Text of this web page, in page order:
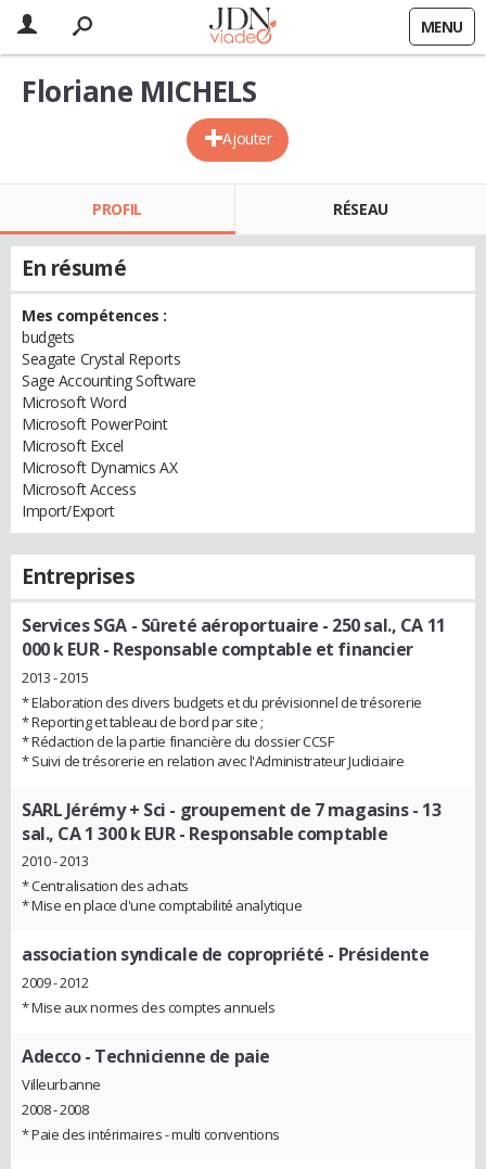
MENU
Ajouter
Floriane MICHELS
PROFIL RÉSEAU
En résumé
Mes compétences :
budgets
Seagate Crystal Reports
Sage Accounting Software
Microsoft Word
Microsoft PowerPoint
Microsoft Excel
Microsoft Dynamics AX
Microsoft Access
Import/Export
Entreprises
Services SGA - Sûreté aéroportuaire - 250 sal., CA 11
000 k EUR- Responsable comptable et financier
2013 - 2015
* Elaboration des divers budgets et du prévisionnel de trésorerie
* Reporting et tableau de bord par site ;
* Rédaction de la partie financière du dossier CCSF
* Suivi de trésorerie en relation avec l'Administrateur Judiciaire
SARL Jérémy + Sci - groupement de 7 magasins - 13
sal., CA 1 300 k EUR- Responsable comptable
2010 - 2013
* Centralisation des achats
* Mise en place d'une comptabilité analytique
association syndicale de copropriété - Présidente
2009 - 2012
* Mise aux normes des comptes annuels
Adecco- Technicienne de paie
Villeurbanne
2008 - 2008
* Paie des intérimaires - multi conventions